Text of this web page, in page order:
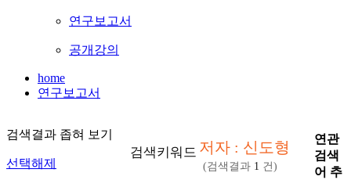
연구보고서
공개강의
home
연구보고서
검색결과 좁혀 보기
선택해제
검색키워드 저자 : 신도형
(검색결과 1 건)
연관
검색
어 추